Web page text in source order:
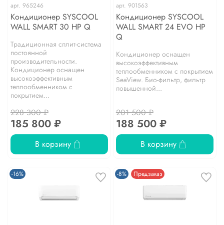
арт. 965246
Кондиционер SYSCOOL
WALL SMART 30 HP Q
Традиционная сплит-система
постоянной
производительности.
Кондиционер оснащен
высокоэффективным
теплообменником с
покрытием...
228 300 ₽
185 800 ₽
В корзину
арт. 901563
Кондиционер SYSCOOL
WALL SMART 24 EVO HP
Q
Кондиционер оснащен
высокоэффективным
теплообменником с покрытием
SeaView. Био-фильтр, фильтр
повышенной...
201 500 ₽
188 500 ₽
В корзину
-16% -8% Предзаказ